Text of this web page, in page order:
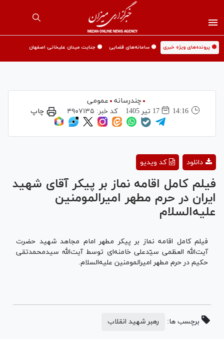
🟡 پرونده‌های ویژه خبری 🟡 سامانه‌های قضایی 🟡 جنایت میدان علیخانی اصفهان
چندرسانه
عمومی
14:16
17 تير 1405 کد خبر: ۴۹۰۷۱۳۵ چاپ
Video
کد ویدیو دانلود
فیلم کامل اقامه نماز بر پیکر آقای شهید
ایران در حرم مطهر امیرالمومنین
علیه‌السلام
فیلم کامل اقامه نماز بر پیکر مطهر امام مجاهد شهید حضرت
آیت‌الله العظمی سیّدعلی خامنه‌ای توسط آیت‌الله سیدمحمدتقی
حکیم در حرم مطهر امیرالمومنین علیه‌السلام.
برچسب ها: رهبر شهید انقلاب